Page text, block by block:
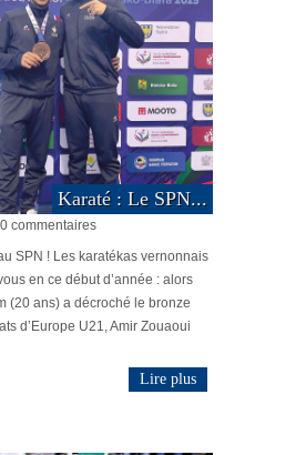
Karaté : Le SPN...
commentaires
SPN ! Les karatékas vernonnais
en ce début d’année : alors
(20 ans) a décroché le bronze
d’Europe U21, Amir Zouaoui
Lire plus